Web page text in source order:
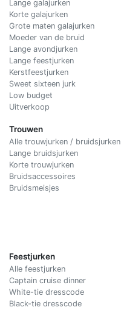
Lange galajurken
Korte galajurken
Grote maten galajurken
Moeder van de bruid
Lange avondjurken
Lange feestjurken
Kerstfeestjurken
Sweet sixteen jurk
Low budget
Uitverkoop
Trouwen
Alle trouwjurken / bruidsjurken
Lange bruidsjurken
Korte trouwjurken
Bruidsaccessoires
Bruidsmeisjes
Feestjurken
Alle feestjurken
Captain cruise dinner
White-tie dresscode
Black-tie dresscode